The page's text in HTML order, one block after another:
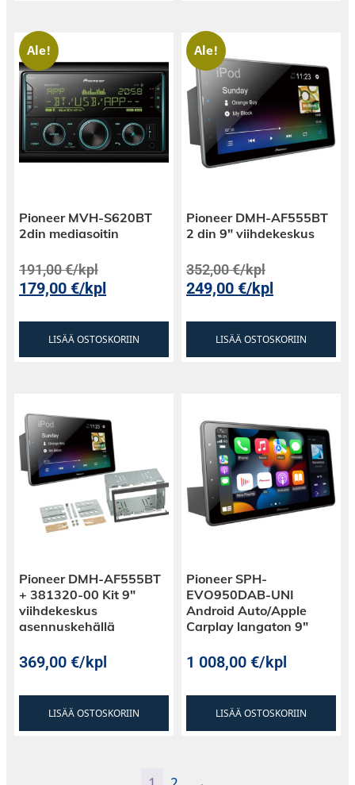
Ale!
Pioneer MVH-S620BT
2din mediasoitin
191,00€/kpl
179,00€/kpl
LISÄÄ OSTOSKORIIN
Ale!
Pioneer DMH-AF555BT
2 din 9″ viihdekeskus
352,00€/kpl
249,00€/kpl
LISÄÄ OSTOSKORIIN
Pioneer DMH-AF555BT
+ 381320-00 Kit 9″
viihdekeskus
asennuskehällä
369,00€/kpl
LISÄÄ OSTOSKORIIN
Pioneer SPH-
EVO950DAB-UNI
Android Auto/Apple
Carplay langaton 9″
1 008,00€/kpl
LISÄÄ OSTOSKORIIN